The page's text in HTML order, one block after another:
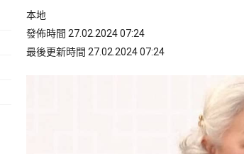
本地
發佈時間 27.02.2024 07:24
最後更新時間 27.02.2024 07:24